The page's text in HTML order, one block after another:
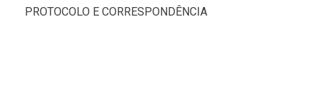
PROTOCOLO E CORRESPONDÊNCIA